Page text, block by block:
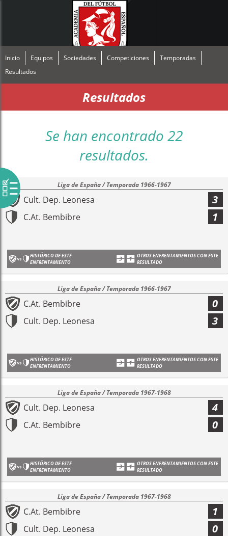
Inicio Equipos Sociedades Competiciones
Temporadas
Resultados
Resultados
Se han encontrado 22
resultados.
Liga de España / Temporada 1966-1967
Cult. Dep. Leonesa 3
C.At. Bembibre 1
HISTÓRICO DE ESTE
ENFRENTAMIENTO
OTROS ENFRENTAMIENTOS CON ESTE
RESULTADO
Liga de España / Temporada 1966-1967
C.At. Bembibre 0
Cult. Dep. Leonesa 3
HISTÓRICO DE ESTE
ENFRENTAMIENTO
OTROS ENFRENTAMIENTOS CON ESTE
RESULTADO
Liga de España / Temporada 1967-1968
Cult. Dep. Leonesa 4
C.At. Bembibre 0
HISTÓRICO DE ESTE
ENFRENTAMIENTO
OTROS ENFRENTAMIENTOS CON ESTE
RESULTADO
Liga de España / Temporada 1967-1968
C.At. Bembibre 1
Cult. Dep. Leonesa 0